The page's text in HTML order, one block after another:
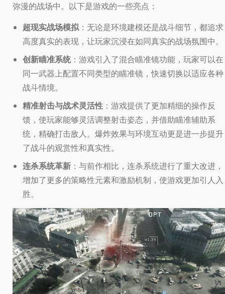
弥漫的战场中。以下是游戏的一些亮点：
超现实战场模拟：无论是环境建模还是战斗细节，都追求
高度真实的表现，让玩家沉浸在如同真实的战场氛围中。
创新瞄准系统：游戏引入了混合瞄准镜功能，玩家可以在
同一武器上配置不同类型的瞄准镜，快速切换以适应各种
战斗情境。
精准射击与战术灵活性 ：游戏提供了更加精细的操作反
馈，使玩家能够灵活调整射击姿态，并借助瞄准辅助系
统，精确打击敌人。爆炸效果与环境互动更是进一步提升
了战斗的观赏性和真实性。
连杀系统革新 ：与前作相比，连杀系统进行了重大改进，
增加了更多的策略性元素和激励机制，使游戏更加引人入
胜。